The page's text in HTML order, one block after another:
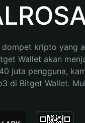
kripto yang
Wallet akan
juta pengguna,
di Bitget Wallet.